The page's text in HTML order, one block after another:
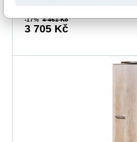
-17%4 461 Kč
3 705 Kč